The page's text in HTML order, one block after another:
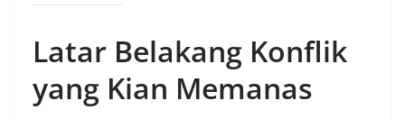
Latar Belakang Konflik
yang Kian Memanas